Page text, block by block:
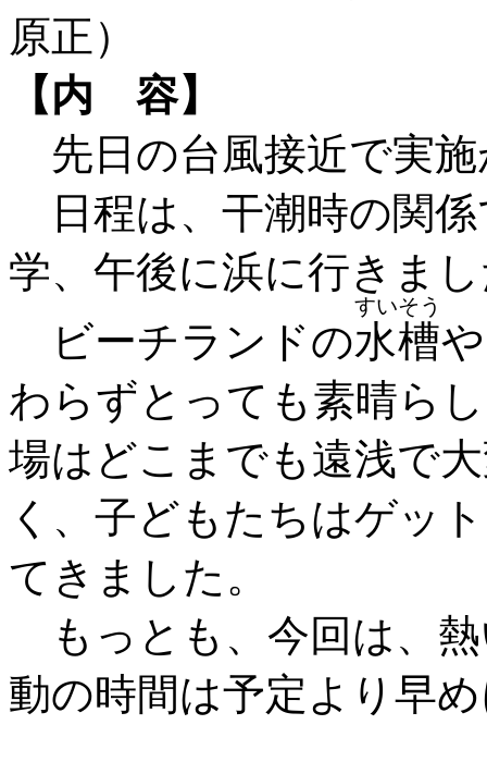
原正）
【内 容】
先日の台風接近で実
日程は、干潮時の関
学、午後に浜に行きま
ビーチランドの水槽
すいそう
わらずとっても素晴ら
場はどこまでも遠浅で
く、子どもたちはゲッ
てきました。
もっとも、今回は、
動の時間は予定より早